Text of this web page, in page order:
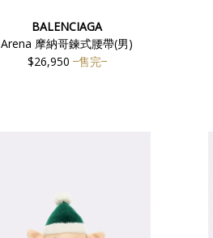
BALENCIAGA
Arena 摩納哥鍊式腰帶(男)
$26,950
售完